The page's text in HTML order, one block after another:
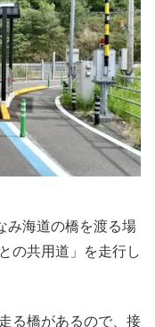
み海道の橋を渡る場
の共用道」を走行し
る橋があるので、接